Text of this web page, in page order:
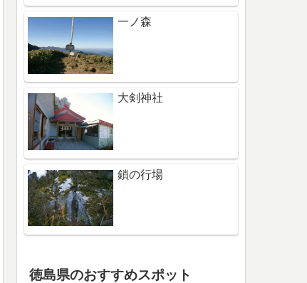
一ノ森
大剣神社
鎖の行場
徳島県のおすすめスポット